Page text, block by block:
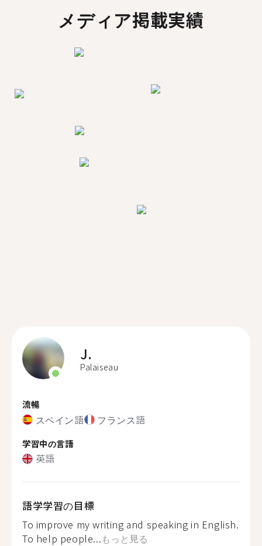
メディア掲載実績
J.
Palaiseau
流暢
スペイン語 フランス語
学習中の言語
英語
語学学習の目標
To improve my writing and speaking in English.
To help people...もっと見る